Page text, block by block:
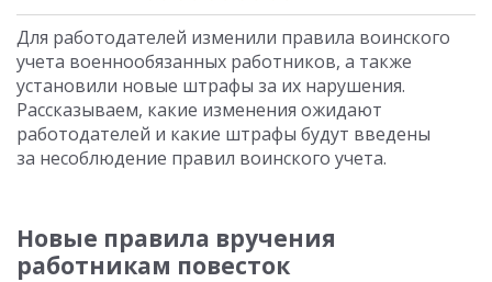
Для работодателей изменили правила воинского
учета военнообязанных работников, а также
установили новые штрафы за их нарушения.
Рассказываем, какие изменения ожидают
работодателей и какие штрафы будут введены
за несоблюдение правил воинского учета.
Новые правила вручения
работникам повесток